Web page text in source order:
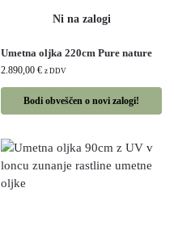
Umetna oljka 220cm Pure nature
2.890,00 € z DDV
Bodi obveščen o novi zalogi!